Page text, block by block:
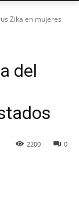
Zika en mujeres
del
0
2200